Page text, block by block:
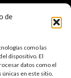
de
como las
dispositivo. El
datos como el
en este sitio.
de la
mediante
el apoyo a la